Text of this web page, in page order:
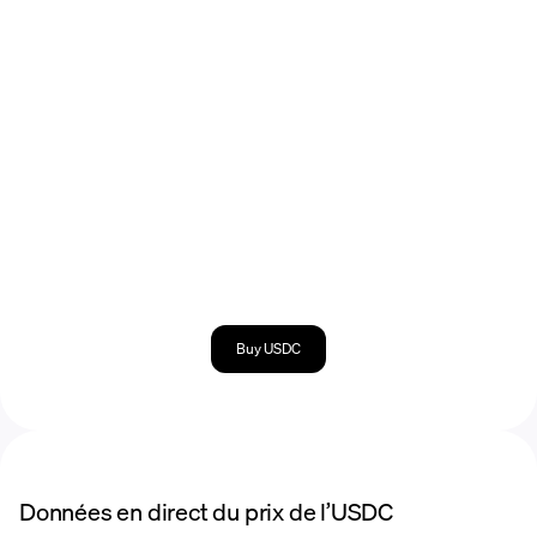
Buy USDC
Données en direct du prix de l’USDC